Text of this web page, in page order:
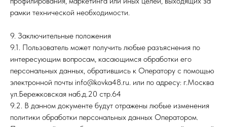
рамки технической необходимости.
9. Заключительные положения
9.1. Пользователь может получить любые разъяснения по
интересующим вопросам, касающимся обработки его
персональных данных, обратившись к Оператору с помощью
электронной почты info@kovka48.ru. или по адресу: г.Москва
ул.Бережковская наб.д.20 стр.64
9.2. В данном документе будут отражены любые изменения
политики обработки персональных данных Оператором.